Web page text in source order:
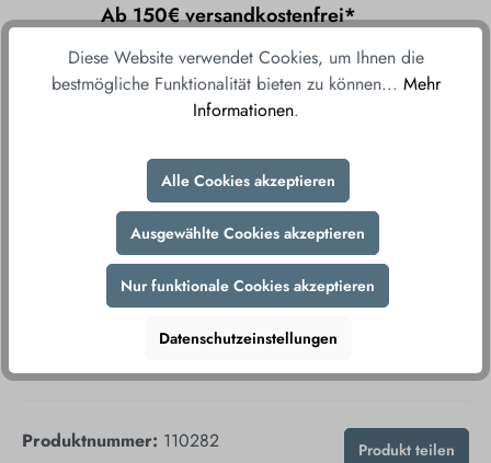
Ab 150€ versandkostenfrei*
Ab einem Bestellwert von 150€ liefern wir
versandkostenfrei direkt und bequem zu Ihnen
nach Hause.
Durch unsere sicheren Zahlungsmethoden und
verschlüsselte Datenübertragung gewährleisten wir
Ihnen ein sorgenfreies Einkaufserlebnis.
Produkt teilen
Produktnummer: 110282
Diese Website verwendet Cookies, um Ihnen die
bestmögliche Funktionalität bieten zu können... Mehr
Informationen.
Alle Cookies akzeptieren
Ausgewählte Cookies akzeptieren
Nur funktionale Cookies akzeptieren
Datenschutzeinstellungen